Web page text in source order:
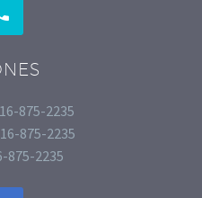
875-2235
875-2235
875-2235